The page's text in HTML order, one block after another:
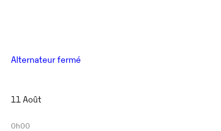
Alternateur fermé
11 Août
0h00